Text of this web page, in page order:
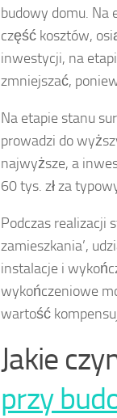
budowy domu. Na
część kosztów,
inwestycji, na
zmniejszać,
Na etapie stanu
prowadzi do
najwyższe, a
60 tys. zł za
Podczas realizacji
zamieszkania’,
instalacje i
wykończeniowe
wartość
Jakie
przy